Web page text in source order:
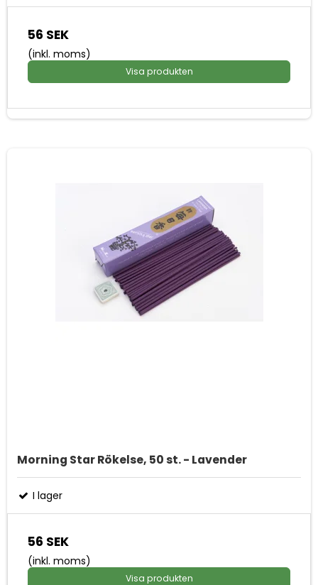
56 SEK
(inkl. moms)
Visa produkten
Morning Star Rökelse, 50 st. - Lavender
I lager
56 SEK
(inkl. moms)
Visa produkten